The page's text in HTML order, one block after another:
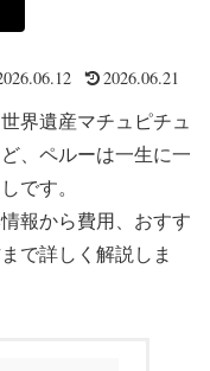
2026.06.21
界遺産マチュピチュ
、ペルーは一生に一
です。
報から費用、おすす
で詳しく解説しま